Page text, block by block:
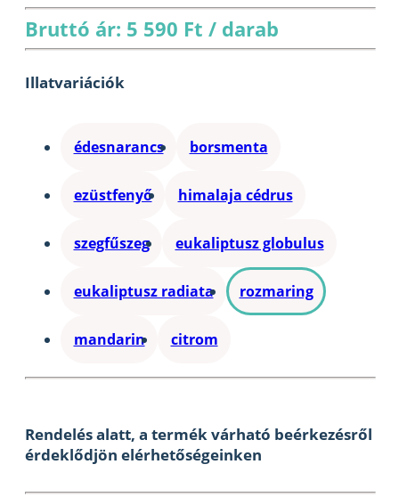
Bruttó ár: 5 590 Ft / darab
Illatvariációk
édesnarancs borsmenta
ezüstfenyő himalaja cédrus
szegfűszeg eukaliptusz globulus
eukaliptusz radiata rozmaring
mandarin citrom
Rendelés alatt, a termék várható beérkezésről
érdeklődjön elérhetőségeinken